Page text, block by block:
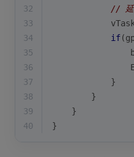
32
// 延
33
34
if
35
36
37
            }
38
        }
39
    }
40
}